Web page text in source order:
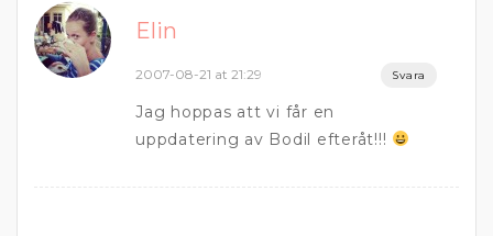
Elin
2007-08-21 at 21:29 Svara
Jag hoppas att vi får en
uppdatering av Bodil efteråt!!!